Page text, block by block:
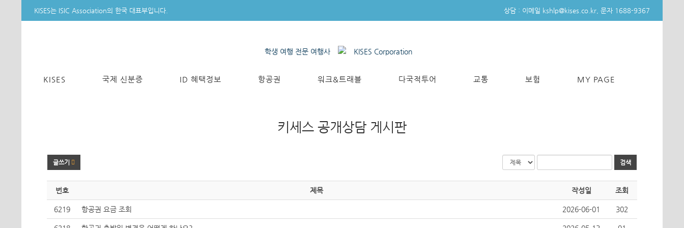
KISES는 ISIC Association의 한국 대표부입니다. 상담 : 이메일 kshlp@kises.co.kr, 문자 1688-9367
학생 여행 전문 여행사 KISES Corporation
KISES 국제 신분증 ID 혜택정보 항공권 워크&트래블 다국적투어 교통 보험 MY PAGE
키세스 공개상담 게시판
글쓰기 검색
번호 제목 작성일 조회
6219 항공권 요금 조회 2026-06-01 302